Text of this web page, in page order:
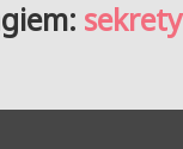
sekrety